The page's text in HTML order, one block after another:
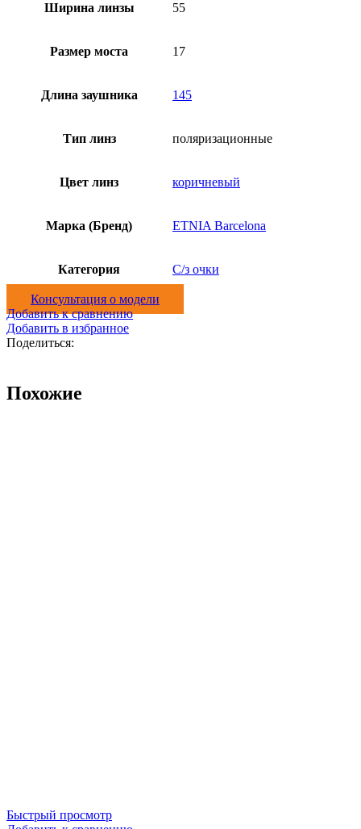
Ширина линзы 55
Размер моста 17
Длина заушника 145
Тип линз поляризационные
Цвет линз коричневый
Марка (Бренд) ETNIA Barcelona
Категория С/з очки
Консультация о модели
Добавить к сравнению
Добавить в избранное
Поделиться:
Похожие
Быстрый просмотр